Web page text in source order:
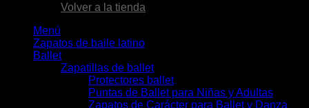
Volver a la tienda
Menú
Zapatos de baile latino
Ballet
Zapatillas de ballet
Protectores ballet
Puntas de Ballet para Niñas y Adultas
Zapatos de Carácter para Ballet y Danza